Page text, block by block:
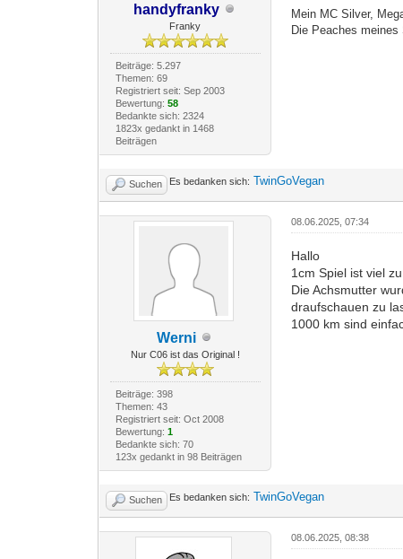
handyfranky
Franky
Beiträge: 5.297
Themen: 69
Registriert seit: Sep 2003
Bewertung: 58
Bedankte sich: 2324
1823x gedankt in 1468
Beiträgen
Mein MC Silver,
Die Peaches
Suchen Es bedanken sich: TwinGoVegan
Werni
Nur C06 ist das Original !
Beiträge: 398
Themen: 43
Registriert seit: Oct 2008
Bewertung: 1
Bedankte sich: 70
123x gedankt in 98 Beiträgen
08.06.2025, 07:34
Hallo
1cm Spiel ist viel
Die Achsmutter
draufschauen zu
1000 km sind
Suchen Es bedanken sich: TwinGoVegan
08.06.2025, 08:38